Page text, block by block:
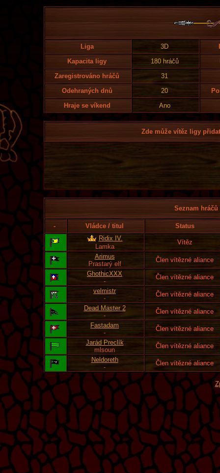
Liga 3D
Kapacita ligy
180 hráčů
Zaregistrováno hráčů
31
Odehraných dnů
20
Hraje se víkend
Ano
Zde může vítěz ligy
Seznam
- Vládce / titul
Status
Ridix IV.
Lamka
Vítěz
Arimus
Prastarý elf
Člen vítězné aliance
GhothicXXX
-
Člen vítězné aliance
velmistr
-
Člen vítězné aliance
Dead Master 2
-
Člen vítězné aliance
Fastadam
-
Člen vítězné aliance
Jarád Preclík
mlsoun
Člen vítězné aliance
Neldoreth
-
Člen vítězné aliance